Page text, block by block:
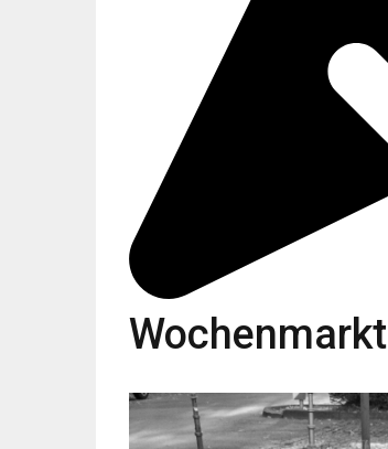
Wochenmarkt